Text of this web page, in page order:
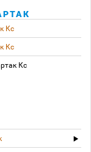
Кс
Кс
Кс